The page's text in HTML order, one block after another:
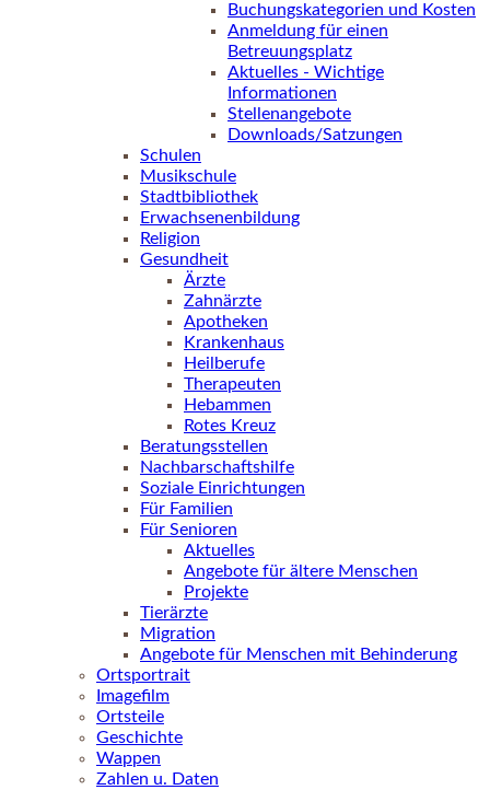
Buchungskategorien und Kosten
Anmeldung für einen
Betreuungsplatz
Aktuelles - Wichtige
Informationen
Stellenangebote
Downloads/Satzungen
Schulen
Musikschule
Stadtbibliothek
Erwachsenenbildung
Religion
Gesundheit
Ärzte
Zahnärzte
Apotheken
Krankenhaus
Heilberufe
Therapeuten
Hebammen
Rotes Kreuz
Beratungsstellen
Nachbarschaftshilfe
Soziale Einrichtungen
Für Familien
Für Senioren
Aktuelles
Angebote für ältere Menschen
Projekte
Tierärzte
Migration
Angebote für Menschen mit Behinderung
Ortsportrait
Imagefilm
Ortsteile
Geschichte
Wappen
Zahlen u. Daten